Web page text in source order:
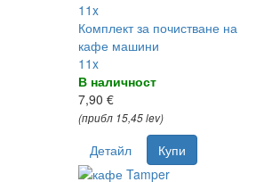
11x
Комплект за почистване на
кафе машини
11x
В наличност
7,90 €
(прибл 15,45 lev)
Детайл Купи